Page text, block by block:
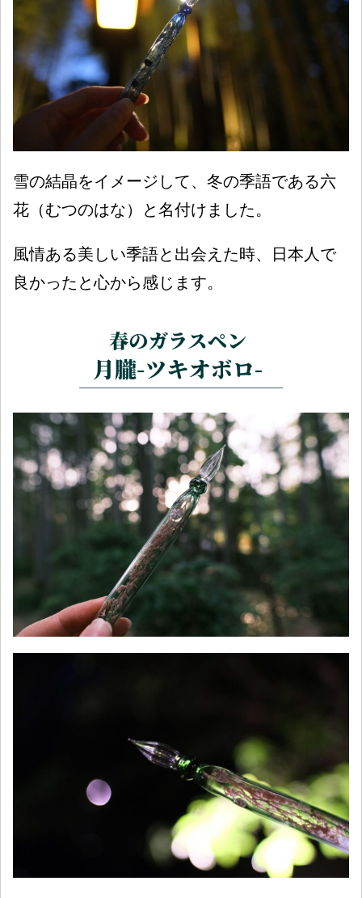
雪の結晶をイメージして、冬の季語である六
花（むつのはな）と名付けました。
風情ある美しい季語と出会えた時、日本人で
良かったと心から感じます。